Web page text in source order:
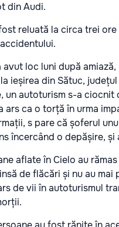
din Audi.
reluată la circa trei ore
loc luni după amiază,
ieșirea din Sătuc, județul
un autoturism s-a ciocnit
ars ca o torță în urma
s pare că șoferul
încercând o depășire, și
aflate în Cielo au
de flăcări și nu au mai
de vii în autoturismul